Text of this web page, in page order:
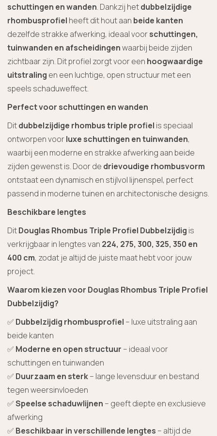
schuttingen en wanden. Dankzij hetdubbelzijdige
rhombusprofiel heeft dit hout aan beide kanten
dezelfde strakke afwerking, ideaal voorschuttingen,
tuinwanden en afscheidingenwaarbij beide zijden
zichtbaar zijn. Dit profiel zorgt voor een hoogwaardige
uitstraling en een luchtige, open structuur met een
speels schaduweffect.
Perfect voor schuttingen en wanden
Ditdubbelzijdige rhombus triple profiel is speciaal
ontworpen voorluxe schuttingen en tuinwanden,
waarbij een moderne en strakke afwerking aan beide
zijden gewenst is. Door de drievoudige rhombusvorm
ontstaat een dynamisch en stijlvol lijnenspel, perfect
passend in moderne tuinen en architectonische designs.
Beschikbare lengtes
DitDouglas Rhombus Triple Profiel Dubbelzijdig is
verkrijgbaar in lengtes van 224, 275, 300, 325, 350 en
400 cm, zodat je altijd de juiste maat hebt voor jouw
project.
Waarom kiezen voor Douglas Rhombus Triple Profiel
Dubbelzijdig?
✅ Dubbelzijdig rhombusprofiel – luxe uitstraling aan
beide kanten
✅ Moderne en open structuur – ideaal voor
schuttingen en tuinwanden
✅ Duurzaam en sterk– lange levensduur en bestand
tegen weersinvloeden
✅Speelse schaduwlijnen – geeft diepte en exclusieve
afwerking
✅ Beschikbaar in verschillende lengtes – altijd de